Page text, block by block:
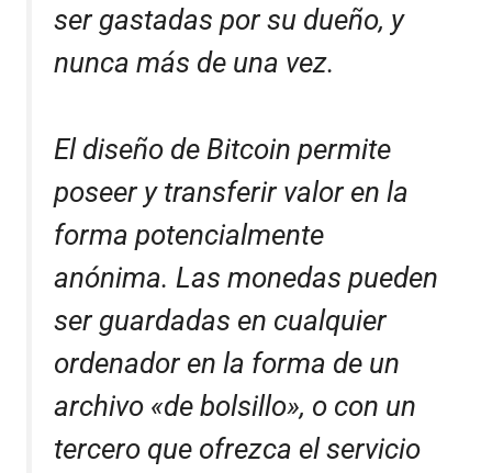
ser gastadas por su dueño, y
nunca más de una vez.
El diseño de Bitcoin permite
poseer y transferir valor en la
forma potencialmente
anónima. Las monedas pueden
ser guardadas en cualquier
ordenador en la forma de un
archivo «de bolsillo», o con un
tercero que ofrezca el servicio